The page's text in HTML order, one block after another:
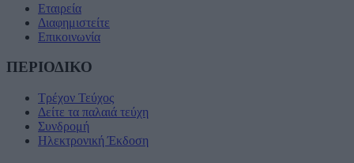
Εταιρεία
Διαφημιστείτε
Επικοινωνία
ΠΕΡΙΟΔΙΚΟ
Τρέχον Τεύχος
Δείτε τα παλαιά τεύχη
Συνδρομή
Ηλεκτρονική Έκδοση